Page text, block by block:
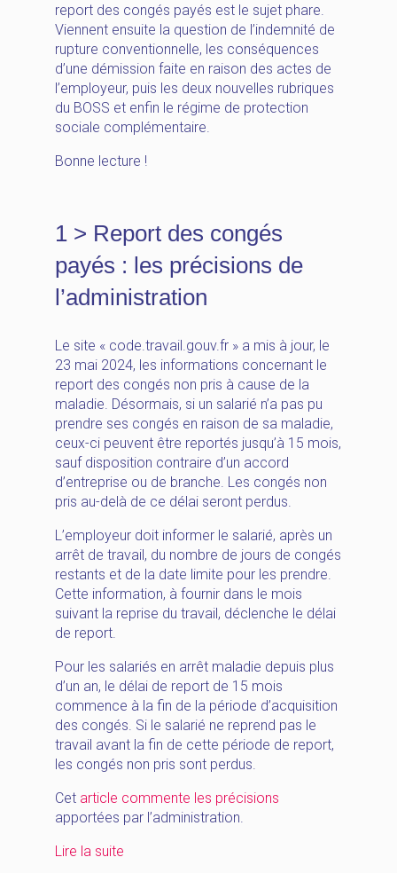
report des congés payés est le sujet phare.
Viennent ensuite la question de l’indemnité de
rupture conventionnelle, les conséquences
d’une démission faite en raison des actes de
l’employeur, puis les deux nouvelles rubriques
du BOSS et enfin le régime de protection
sociale complémentaire.
Bonne lecture !
1 > Report des congés
payés : les précisions de
l’administration
Le site « code.travail.gouv.fr » a mis à jour, le
23 mai 2024, les informations concernant le
report des congés non pris à cause de la
maladie. Désormais, si un salarié n’a pas pu
prendre ses congés en raison de sa maladie,
ceux-ci peuvent être reportés jusqu’à 15 mois,
sauf disposition contraire d’un accord
d’entreprise ou de branche. Les congés non
pris au-delà de ce délai seront perdus.
L’employeur doit informer le salarié, après un
arrêt de travail, du nombre de jours de congés
restants et de la date limite pour les prendre.
Cette information, à fournir dans le mois
suivant la reprise du travail, déclenche le délai
de report.
Pour les salariés en arrêt maladie depuis plus
d’un an, le délai de report de 15 mois
commence à la fin de la période d’acquisition
des congés. Si le salarié ne reprend pas le
travail avant la fin de cette période de report,
les congés non pris sont perdus.
Cet article commente les précisions
apportées par l’administration.
Lire la suite